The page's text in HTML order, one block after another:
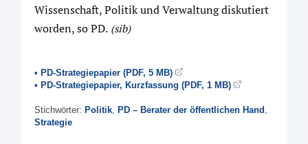
Wissenschaft, Politik und Verwaltung diskutiert
worden, so PD. (sib)
• PD-Strategiepapier (PDF, 5 MB)
• PD-Strategiepapier, Kurzfassung (PDF, 1 MB)
Stichwörter: Politik, PD – Berater der öffentlichen Hand ,
Strategie